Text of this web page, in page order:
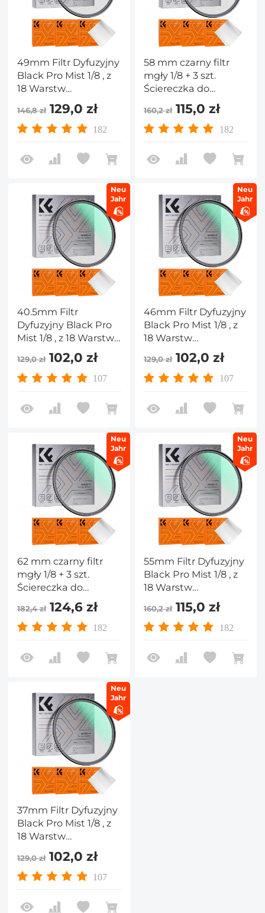
49mm Filtr Dyfuzyjny
Black Pro Mist 1/8 , z
18 Warstw
Nanopowłoki i 3
ściereczkami
Czyszczącymi - Seria
146,8 zł129,0 zł
182
58 mm czarny filtr
mgły 1/8 + 3 szt.
Ściereczka do
czyszczenia z 18
wielowarstwowymi
powłokami Seria
160,2 zł115,0 zł
182
Neu
Jahr
40.5mm Filtr
Dyfuzyjny Black Pro
Mist 1/8 , z 18 Warstw
Nanopowłoki i 3
ściereczkami
Czyszczącymi - Seria
129,0 zł102,0 zł
107
Neu
Jahr
46mm Filtr Dyfuzyjny
Black Pro Mist 1/8 , z
18 Warstw
Nanopowłoki i 3
ściereczkami
Czyszczącymi - Seria
129,0 zł102,0 zł
107
Neu
Jahr
62 mm czarny filtr
mgły 1/8 + 3 szt.
Ściereczka do
czyszczenia z 18
wielowarstwowymi
powłokami Seria
182,4 zł124,6 zł
182
Neu
Jahr
55mm Filtr Dyfuzyjny
Black Pro Mist 1/8 , z
18 Warstw
Nanopowłoki i 3
ściereczkami
Czyszczącymi - Seria
160,2 zł115,0 zł
182
Neu
Jahr
37mm Filtr Dyfuzyjny
Black Pro Mist 1/8 , z
18 Warstw
Nanopowłoki i 3
ściereczkami
Czyszczącymi - Seria
129,0 zł102,0 zł
107